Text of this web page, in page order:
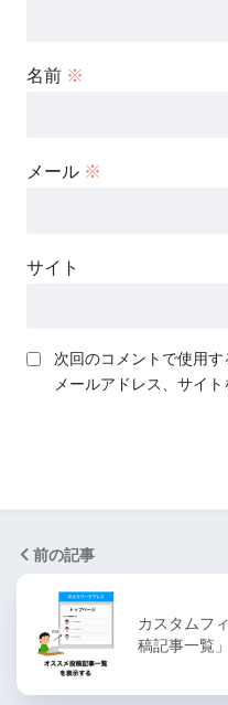
名前 ※
メール ※
サイト
次回のコメントで使用す
メールアドレス、サイト
前の記事
カスタムフ
稿記事一覧